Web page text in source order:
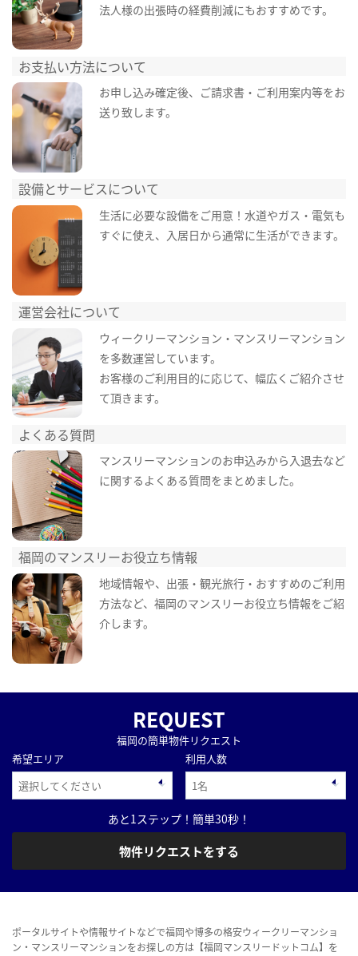
法人様の出張時の経費削減にもおすすめです。
お支払い方法について
お申し込み確定後、ご請求書・ご利用案内等をお
送り致します。
設備とサービスについて
生活に必要な設備をご用意！水道やガス・電気も
すぐに使え、入居日から通常に生活ができます。
運営会社について
ウィークリーマンション・マンスリーマンション
を多数運営しています。
お客様のご利用目的に応じて、幅広くご紹介させ
て頂きます。
よくある質問
マンスリーマンションのお申込みから入退去など
に関するよくある質問をまとめました。
福岡のマンスリーお役立ち情報
地域情報や、出張・観光旅行・おすすめのご利用
方法など、福岡のマンスリーお役立ち情報をご紹
介します。
REQUEST
福岡の簡単物件リクエスト
希望エリア
利用人数
あと1ステップ！簡単30秒！
物件リクエストをする
ポータルサイトや情報サイトなどで福岡や博多の格安ウィークリーマンショ
ン・マンスリーマンションをお探しの方は【福岡マンスリードットコム】を